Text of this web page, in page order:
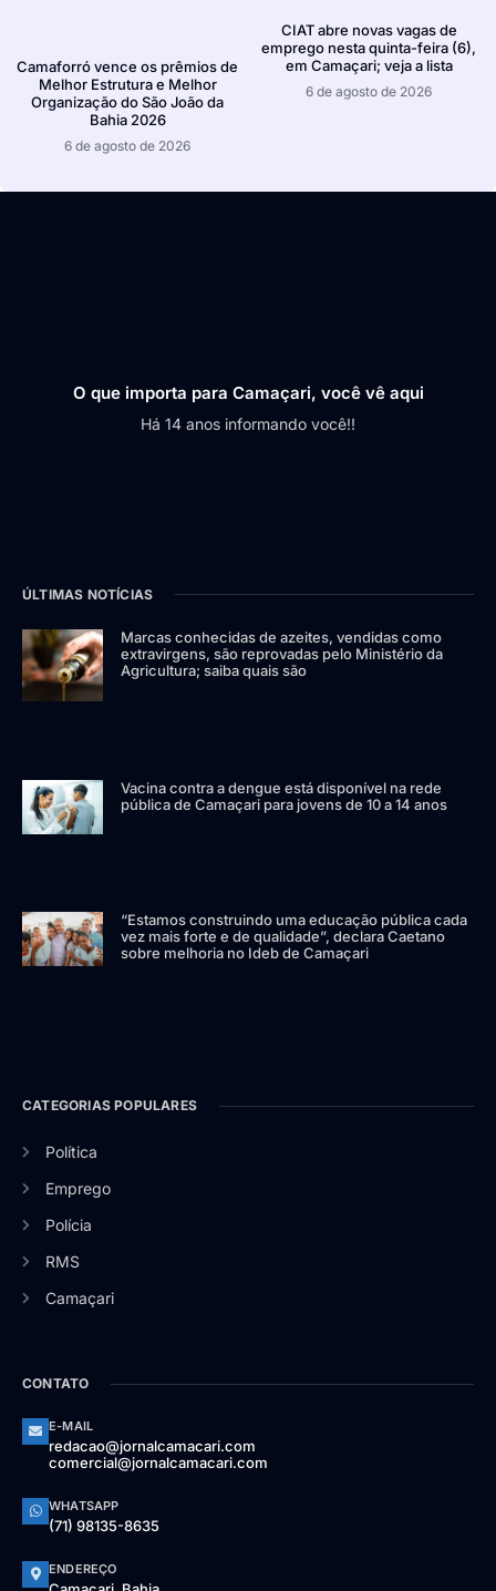
Camaforró vence os prêmios de
Melhor Estrutura e Melhor
Organização do São João da
Bahia 2026
6 de agosto de 2026
CIAT abre novas vagas de
emprego nesta quinta-feira (6),
em Camaçari; veja a lista
6 de agosto de 2026
O que importa para Camaçari, você vê aqui
Há 14 anos informando você!!
ÚLTIMAS NOTÍCIAS
Marcas conhecidas de azeites, vendidas como
extravirgens, são reprovadas pelo Ministério da
Agricultura; saiba quais são
Vacina contra a dengue está disponível na rede
pública de Camaçari para jovens de 10 a 14 anos
“Estamos construindo uma educação pública cada
vez mais forte e de qualidade”, declara Caetano
sobre melhoria no Ideb de Camaçari
CATEGORIAS POPULARES
Política
Emprego
Polícia
RMS
Camaçari
CONTATO
E-MAIL
redacao@jornalcamacari.com
comercial@jornalcamacari.com
WHATSAPP
(71) 98135-8635
ENDEREÇO